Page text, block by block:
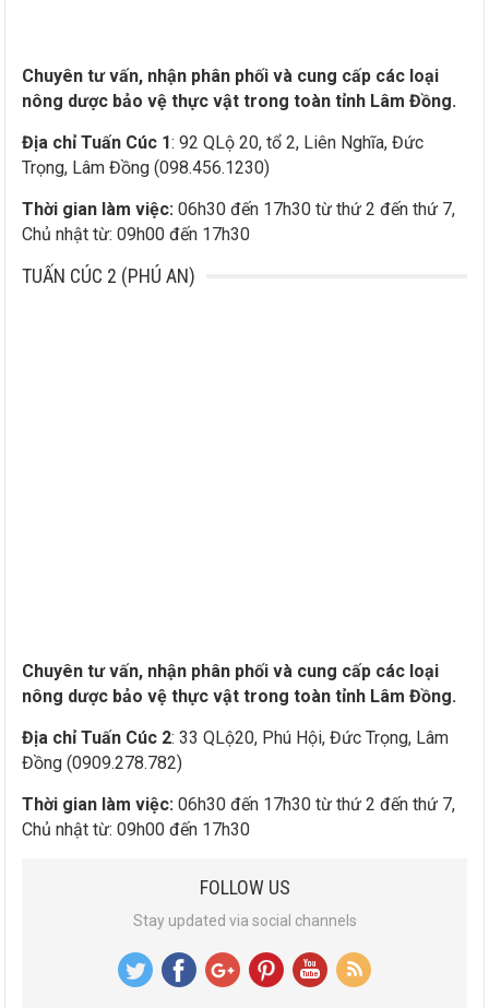
Chuyên tư vấn, nhận phân phối và cung cấp các loại
nông dược bảo vệ thực vật trong toàn tỉnh Lâm Đồng.
Địa chỉ Tuấn Cúc 1: 92 QLộ 20, tổ 2, Liên Nghĩa, Đức
Trọng, Lâm Đồng (098.456.1230)
Thời gian làm việc: 06h30 đến 17h30 từ thứ 2 đến thứ 7,
Chủ nhật từ: 09h00 đến 17h30
TUẤN CÚC 2 (PHÚ AN)
Chuyên tư vấn, nhận phân phối và cung cấp các loại
nông dược bảo vệ thực vật trong toàn tỉnh Lâm Đồng.
Địa chỉ Tuấn Cúc 2: 33 QLộ20, Phú Hội, Đức Trọng, Lâm
Đồng (0909.278.782)
Thời gian làm việc: 06h30 đến 17h30 từ thứ 2 đến thứ 7,
Chủ nhật từ: 09h00 đến 17h30
FOLLOW US
Stay updated via social channels